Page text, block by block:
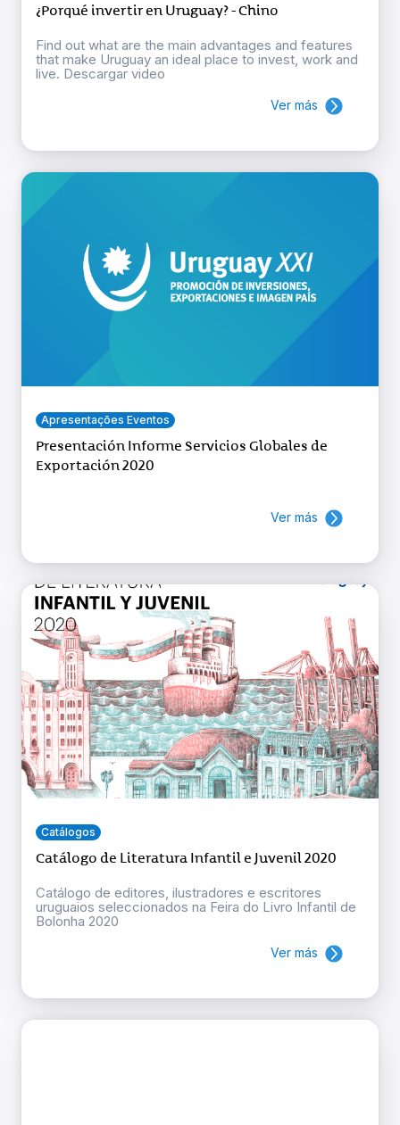
¿Porqué invertir en Uruguay? - Chino
Find out what are the main advantages and features
that make Uruguay an ideal place to invest, work and
live. Descargar video
Ver más
Apresentações Eventos
Presentación Informe Servicios Globales de
Exportación 2020
Ver más
Catálogos
Catálogo de Literatura Infantil e Juvenil 2020
Catálogo de editores, ilustradores e escritores
uruguaios seleccionados na Feira do Livro Infantil de
Bolonha 2020
Ver más